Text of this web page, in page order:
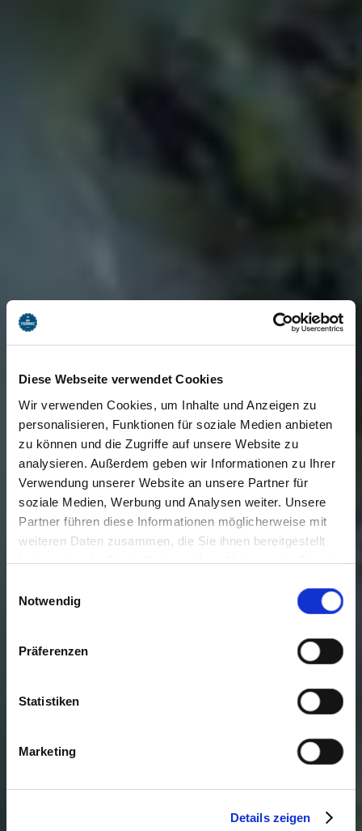
Diese Webseite verwendet Cookies
Wir verwenden Cookies, um Inhalte und Anzeigen zu
personalisieren, Funktionen für soziale Medien anbieten
zu können und die Zugriffe auf unsere Website zu
analysieren. Außerdem geben wir Informationen zu Ihrer
Verwendung unserer Website an unsere Partner für
soziale Medien, Werbung und Analysen weiter. Unsere
Partner führen diese Informationen möglicherweise mit
weiteren Daten zusammen, die Sie ihnen bereitgestellt
haben oder die Sie im Rahmen Ihrer Nutzung der Dienste
Cookies, wenn Sie unsere Webseite weiterhin nutzen.
Notwendig
Präferenzen
Statistiken
Marketing
Details zeigen